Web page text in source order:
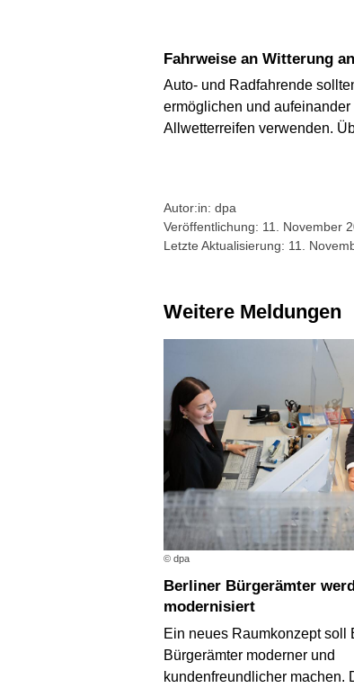
Fahrweise an Witterung
Auto- und Radfahrende
ermög­lichen und
Allwetterreifen verwenden.
Autor:in: dpa
Veröffentlichung: 11. November
Letzte Aktualisierung: 11.
Weitere Meldungen
© dpa
Berliner Bürgerämter werden
modernisiert
Ein neues Raumkonzept soll
Bürgerämter moderner und
kundenfreundlicher machen.